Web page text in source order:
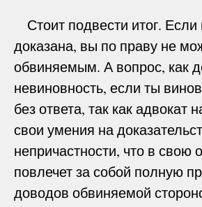
Стоит подвести итог.
доказана, вы по праву не
обвиняемым. А вопрос, как
невиновность, если ты
без ответа, так как адвокат
свои умения на
непричастности, что в свою
повлечет за собой полную
доводов обвиняемой